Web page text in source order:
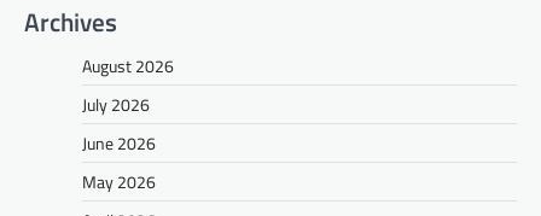
Archives
August 2026
July 2026
June 2026
May 2026